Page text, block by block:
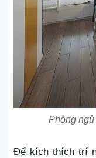
Phòng
Để kích thích trí